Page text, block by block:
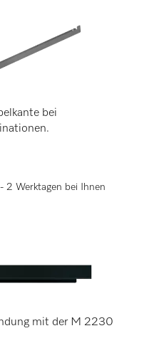
bei
2 Werktagen bei Ihnen
mit der M 2230